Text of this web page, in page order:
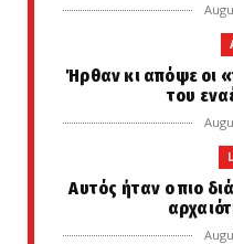
Ήρθαν κι απόψε οι
του
Αυτός ήταν ο πιο